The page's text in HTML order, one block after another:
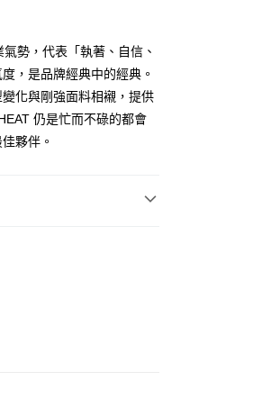
，並由商店將買賣／分期付
司帳單繳交帳款。
關係目的，商店將以您的個人
哥大進項蒐集、處理及利
之確認、核對及更正。
oppay.tw/userRule
中的連結，可透過四大超商
視為交易完成。
但若您需要取消訂單，請聯
仍視為有效，需透過AFTEE
結帳頁面顯示為準，若有關於
support/home
監護人之同意方可使用
費
不提供京站紙袋，取件時
勢，代表「執著、自信、
，是品牌經典中的經典。
化與剛強面料相襯，提供
仍是忙而不碌的都會
夥伴。